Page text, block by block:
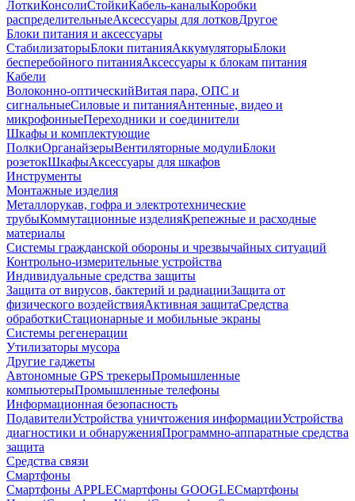
ЛоткиКонсолиСтойкиКабель-каналыКоробки
распределительныеАксессуары для лотковДругое
Блоки питания и аксессуары
СтабилизаторыБлоки питанияАккумуляторыБлоки
бесперебойного питанияАксессуары к блокам питания
Кабели
Волоконно-оптическийВитая пара, ОПС и
сигнальныеСиловые и питанияАнтенные, видео и
микрофонныеПереходники и соединители
Шкафы и комплектующие
ПолкиОрганайзерыВентиляторные модулиБлоки
розетокШкафыАксессуары для шкафов
Инструменты
Монтажные изделия
Металлорукав, гофра и электротехнические
трубыКоммутационные изделияКрепежные и расходные
материалы
Системы гражданской обороны и чрезвычайных ситуаций
Контрольно-измерительные устройства
Индивидуальные средства защиты
Защита от вирусов, бактерий и радиацииЗащита от
физического воздействияАктивная защитаСредства
обработкиСтационарные и мобильные экраны
Системы регенерации
Утилизаторы мусора
Другие гаджеты
Автономные GPS трекерыПромышленные
компьютерыПромышленные телефоны
Информационная безопасность
ПодавителиУстройства уничтожения информацииУстройства
диагностики и обнаруженияПрограммно-аппаратные средства
защита
Средства связи
Смартфоны
Смартфоны APPLEСмартфоны GOOGLEСмартфоны